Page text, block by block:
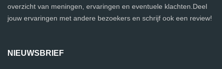
overzicht van meningen, ervaringen en eventuele klachten.Deel
jouw ervaringen met andere bezoekers en schrijf ook een review!
NIEUWSBRIEF